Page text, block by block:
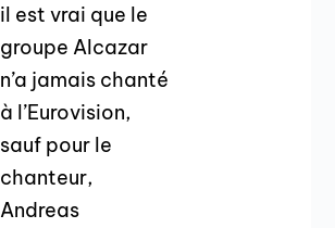
il est vrai que le
groupe Alcazar
n’a jamais chanté
à l’Eurovision,
sauf pour le
chanteur,
Andreas